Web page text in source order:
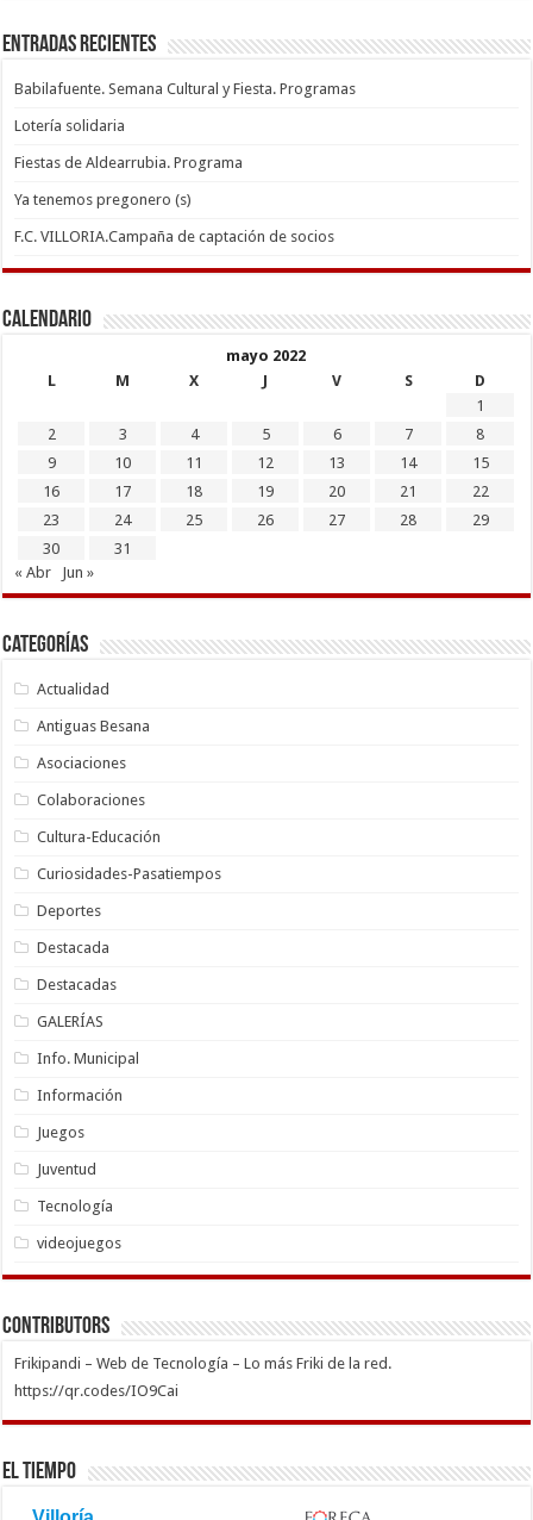
Entradas recientes
Babilafuente. Semana Cultural y Fiesta. Programas
Lotería solidaria
Fiestas de Aldearrubia. Programa
Ya tenemos pregonero (s)
F.C. VILLORIA.Campaña de captación de socios
Calendario
mayo 2022
L
M X J V S
D
1
2
3 4 5 6 7
8
9
10 11 12 13 14
15
16
17 18 19 20 21
22
23
24 25 26 27 28
29
30
31
« Abr
Jun »
Categorías
Actualidad
Antiguas Besana
Asociaciones
Colaboraciones
Cultura-Educación
Curiosidades-Pasatiempos
Deportes
Destacada
Destacadas
GALERÍAS
Info. Municipal
Información
Juegos
Juventud
Tecnología
videojuegos
Contributors
Frikipandi – Web de Tecnología – Lo más Friki de la red.
https://qr.codes/IO9Cai
El Tiempo